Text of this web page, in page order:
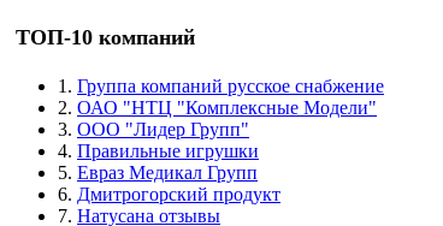
ТОП-10 компаний
1. Группа компаний русское снабжение
2. ОАО "НТЦ "Комплексные Модели"
3. ООО "Лидер Групп"
4. Правильные игрушки
5. Евраз Медикал Групп
6. Дмитрогорский продукт
7. Натусана отзывы